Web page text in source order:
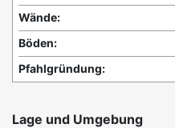
Wände:
Böden:
Pfahlgründung:
Lage und Umgebung